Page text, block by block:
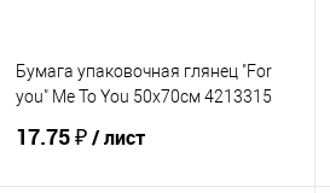
Бумага упаковочная глянец "For
you" Me To You 50х70см 4213315
17.75 ₽/ лист